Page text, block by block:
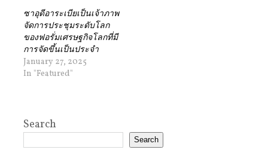
ซาอุดีอาระเบียเป็นเจ้าภาพ
จัดการประชุมระดับโลก
ของฟอรั่มเศรษฐกิจโลกที่มี
การจัดขึ้นเป็นประจำ
January 27, 2025
In "Featured"
Search
Search